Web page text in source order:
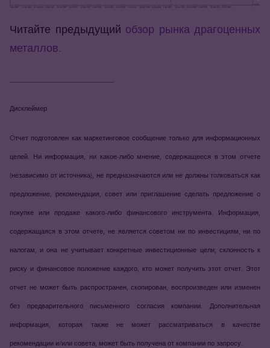
Читайте предыдущий обзор рынка драгоценных
металлов.
Дисклеймер
Oтчет подготовлен как маркетинговое сообщение только для информационных
целей. Ни информация, ни какое-либо мнение, содержащееся в этом отчете
(независимо от источника), не предназначаются или не должны толковаться как
предложение, рекомендация, совет или приглашение сделать предложение о
покупке или продаже какого-либо финансового инструмента. Информация,
содержащаяся в этом отчете, не является советом ни по инвестициям, ни по
налогам, и она не учитывает конкретные инвестиционные цели, склонность к
риску и финансовое положение каждого, кто может получить этот отчет. Этот
отчет не может быть распространен, скопирован, воспроизведен или изменен
без предварительного письменного согласия компании. Дополнительная
информация, которая также не может рассматриваться в качестве
рекомендации и/или совета, может быть получена от компании по запросу.